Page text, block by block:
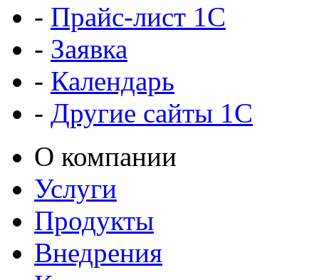
- Прайс-лист 1C
- Заявка
- Календарь
- Другие сайты 1С
О компании
Услуги
Продукты
Внедрения